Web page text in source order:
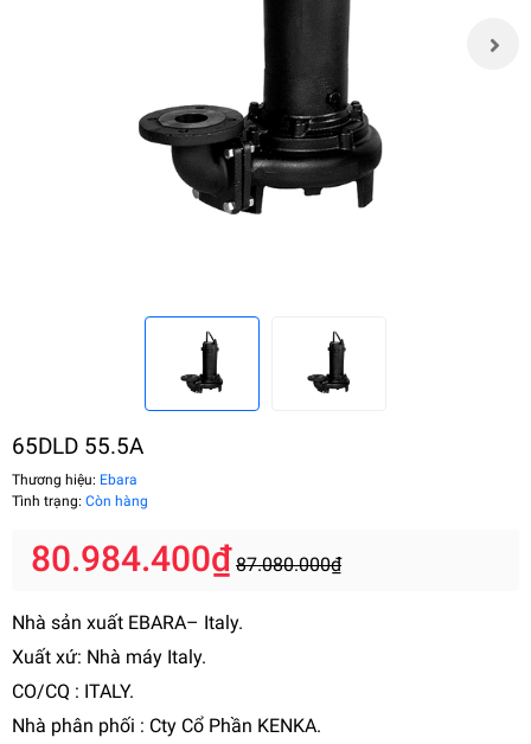
65DLD 55.5A
Thương hiệu: Ebara
Tình trạng: Còn hàng
80.984.400₫ 87.080.000₫
Nhà sản xuất EBARA– Italy.
Xuất xứ: Nhà máy Italy.
CO/CQ : ITALY.
Nhà phân phối : Cty Cổ Phần KENKA.